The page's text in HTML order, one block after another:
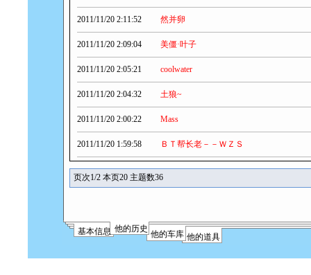
2011/11/20 2:11:52 然并卵
2011/11/20 2:09:04 美僵·叶子
2011/11/20 2:05:21 coolwater
2011/11/20 2:04:32 土狼~
2011/11/20 2:00:22 Mass
2011/11/20 1:59:58 ＢＴ帮长老－－ＷＺＳ
页次1/2 本页20 主题数36
基本信息 他的历史
他的车库 他的道具